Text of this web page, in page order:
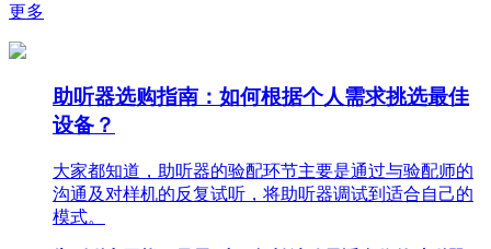
更多
助听器选购指南：如何根据个人需求挑选最佳
设备？
大家都知道，助听器的验配环节主要是通过与验配师的
沟通及对样机的反复试听，将助听器调试到适合自己的
模式。